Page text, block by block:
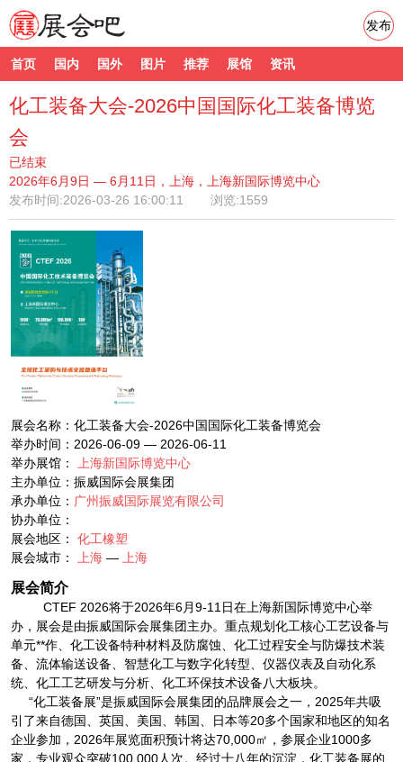
首页 国内 国外 图片 推荐 展馆 资讯
发布
化工装备大会-2026中国国际化工装备博览
会
已结束
2026年6月9日 — 6月11日，上海，上海新国际博览中心
发布时间:2026-03-26 16:00:11 浏览:1559
展会名称：化工装备大会-2026中国国际化工装备博览会
举办时间：2026-06-09 — 2026-06-11
举办展馆：
上海新国际博览中心
主办单位：振威国际会展集团
承办单位： 广州振威国际展览有限公司
协办单位：
展会地区： 化工橡塑
展会城市：
上海 — 上海
展会简介
CTEF 2026将于2026年6月9-11日在上海新国际博览中心举
办，展会是由振威国际会展集团主办。重点规划化工核心工艺设备与
单元**作、化工设备特种材料及防腐蚀、化工过程安全与防爆技术装
备、流体输送设备、智慧化工与数字化转型、仪器仪表及自动化系
统、化工工艺研发与分析、化工环保技术设备八大板块。
“化工装备展”是振威国际会展集团的品牌展会之一，2025年共吸
引了来自德国、英国、美国、韩国、日本等20多个国家和地区的知名
企业参加，2026年展览面积预计将达70,000㎡，参展企业1000多
家，专业观众突破100,000人次。经过十八年的沉淀，化工装备展的